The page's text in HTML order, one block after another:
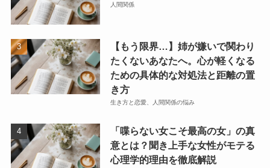
人間関係
【もう限界…】姉が嫌いで関わり
たくないあなたへ。心が軽くなる
ための具体的な対処法と距離の置
き方
生き方と恋愛、人間関係の悩み
「喋らない女こそ最高の女」の真
意とは？聞き上手な女性がモテる
心理学的理由を徹底解説